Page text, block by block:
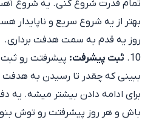
تمام قدرت شروع کنی. یه شروع
بهتر از یه شروع سریع و ناپایدار
روز یه قدم به سمت هدفت برداری.
ثبت پیشرفت: پیشرفتت رو
ببینی که چقدر تا رسیدن به هدفت
برای ادامه دادن بیشتر میشه. یه
باش و هر روز پیشرفتت رو توش